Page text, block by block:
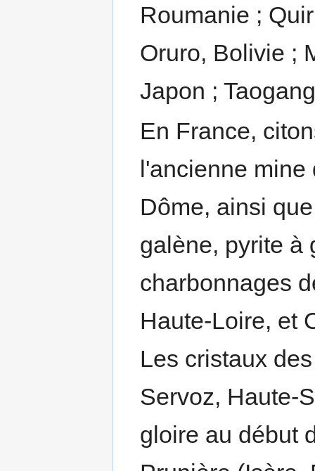
Roumanie ;
Oruro, Bolivie ;
Japon ;
En France,
l'ancienne
Dôme, ainsi
galène, pyrite à
charbonnages
Haute-Loire, et
Les cristaux
Servoz, Haute-
gloire au début